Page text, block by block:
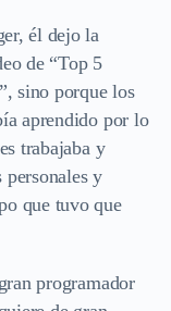
él dejo la
de “Top 5
sino porque los
aprendido por lo
trabajaba y
personales y
que tuvo que
programador